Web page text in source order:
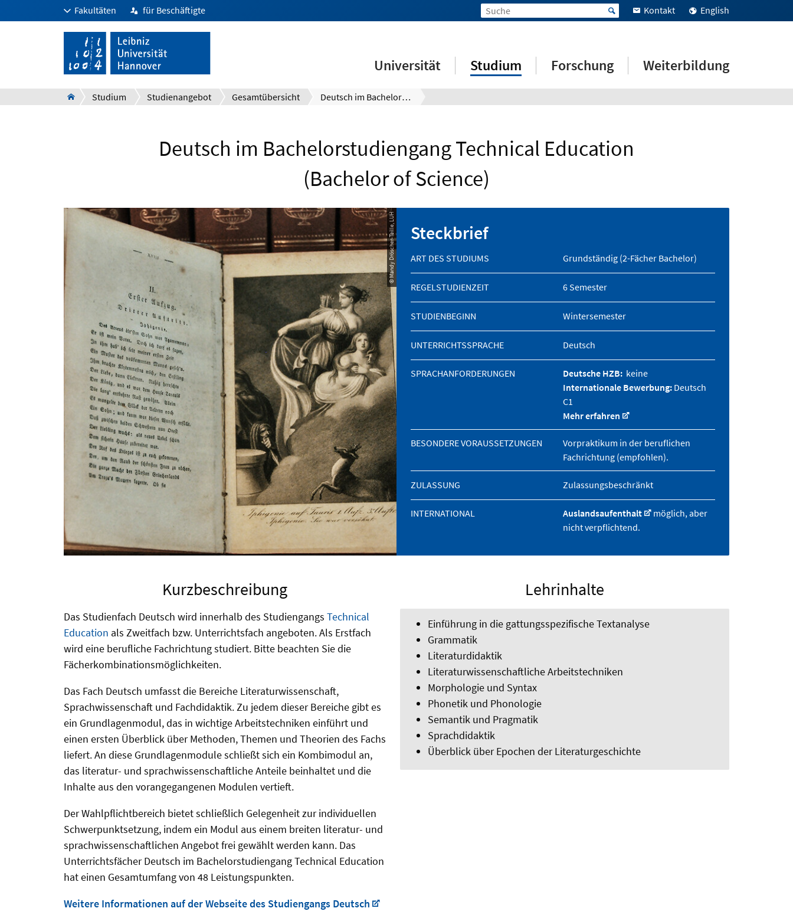
Fakultäten für Beschäftigte Kontakt English
Universität Studium Forschung Weiterbildung
Studium Studienangebot Gesamtübersicht Deutsch im Bachelorstudiengang Technical Education
Deutsch im Bachelorstudiengang Technical Education
(Bachelor of Science)
© Mandy Dröscher-Teille, LUH Steckbrief
ART DES STUDIUMS Grundständig (2-Fächer Bachelor)
REGELSTUDIENZEIT 6 Semester
STUDIENBEGINN Wintersemester
UNTERRICHTSSPRACHE Deutsch
SPRACHANFORDERUNGEN Deutsche HZB: keine
Internationale Bewerbung: Deutsch
C1
Mehr erfahren
BESONDERE VORAUSSETZUNGEN
Vorpraktikum in der beruflichen
Fachrichtung (empfohlen).
ZULASSUNG Zulassungsbeschränkt
INTERNATIONAL Auslandsaufenthalt
möglich, aber
nicht verpflichtend.
Kurzbeschreibung
Das Studienfach Deutsch wird innerhalb des Studiengangs Technical
Education als Zweitfach bzw. Unterrichtsfach angeboten. Als Erstfach
wird eine berufliche Fachrichtung studiert. Bitte beachten Sie die
Fächerkombinationsmöglichkeiten.
Das Fach Deutsch umfasst die Bereiche Literaturwissenschaft,
Sprachwissenschaft und Fachdidaktik. Zu jedem dieser Bereiche gibt es
ein Grundlagenmodul, das in wichtige Arbeitstechniken einführt und
einen ersten Überblick über Methoden, Themen und Theorien des Fachs
liefert. An diese Grundlagenmodule schließt sich ein Kombimodul an,
das literatur- und sprachwissenschaftliche Anteile beinhaltet und die
Inhalte aus den vorangegangenen Modulen vertieft.
Der Wahlpflichtbereich bietet schließlich Gelegenheit zur individuellen
Schwerpunktsetzung, indem ein Modul aus einem breiten literatur- und
sprachwissenschaftlichen Angebot frei gewählt werden kann. Das
Unterrichtsfächer Deutsch im Bachelorstudiengang Technical Education
hat einen Gesamtumfang von 48 Leistungspunkten.
Weitere Informationen auf der Webseite des Studiengangs Deutsch
Lehrinhalte
Einführung in die gattungsspezifische Textanalyse
Grammatik
Literaturdidaktik
Literaturwissenschaftliche Arbeitstechniken
Morphologie und Syntax
Phonetik und Phonologie
Semantik und Pragmatik
Sprachdidaktik
Überblick über Epochen der Literaturgeschichte